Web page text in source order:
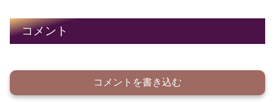
コメント
コメントを書き込む